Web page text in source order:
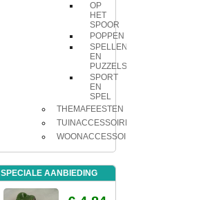
OP
HET
SPOOR
POPPEN
SPELLEN
EN
PUZZELS
SPORT
EN
SPEL
THEMAFEESTEN
TUINACCESSOIRES
WOONACCESSOIRES
SPECIALE AANBIEDING